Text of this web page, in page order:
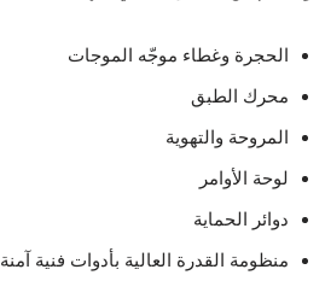
الحجرة وغطاء موجّه الموجات
محرك الطبق
المروحة والتهوية
لوحة الأوامر
دوائر الحماية
منظومة القدرة العالية بأدوات فنية آمنة